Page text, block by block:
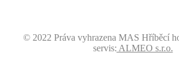
© 2022 Práva vyhrazena MAS Hříběcí
servis: ALMEO s.r.o.